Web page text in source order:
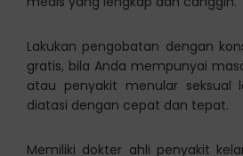
Lakukan pengobatan dengan
gratis, bila Anda mempunyai
atau penyakit menular seksual
diatasi dengan cepat dan tepat.
Memiliki dokter ahli penyakit